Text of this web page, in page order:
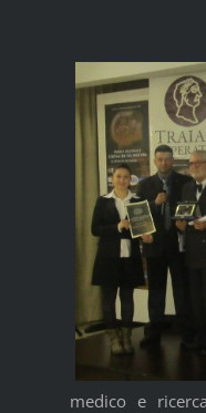
medico e